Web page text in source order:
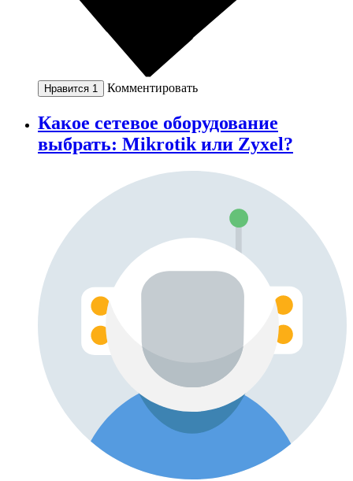
Нравится 1 Комментировать
Какое сетевое оборудование
выбрать: Mikrotik или Zyxel?